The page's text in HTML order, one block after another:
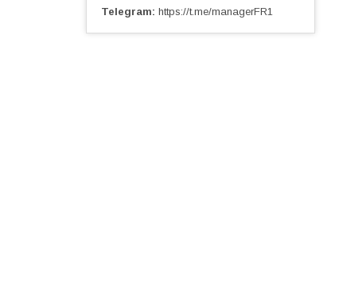
Telegram https://t.me/managerFR1